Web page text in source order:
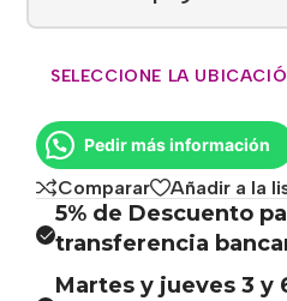
SELECCIONE LA
Pedir más información
Comparar Añadir a la
5% de Descuento
transferencia
Martes y jueves 3 y